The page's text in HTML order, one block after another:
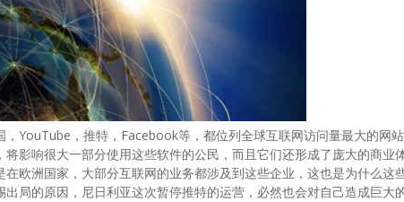
YouTube，推特，Facebook等，都位列全球互联网访问量最大的网
影响很大一部分使用这些软件的公民，而且它们还形成了庞大的商业
欧洲国家，大部分互联网的业务都涉及到这些企业，这也是为什么这
局的原因，尼日利亚这次暂停推特的运营，必然也会对自己造成巨大的